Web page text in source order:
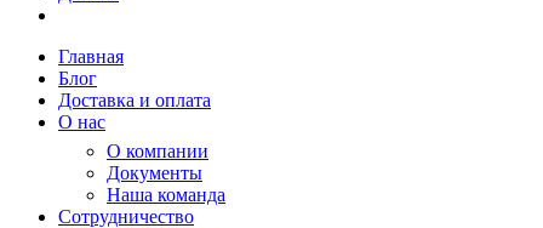
Главная
Блог
Доставка и оплата
О нас
О компании
Документы
Наша команда
Сотрудничество